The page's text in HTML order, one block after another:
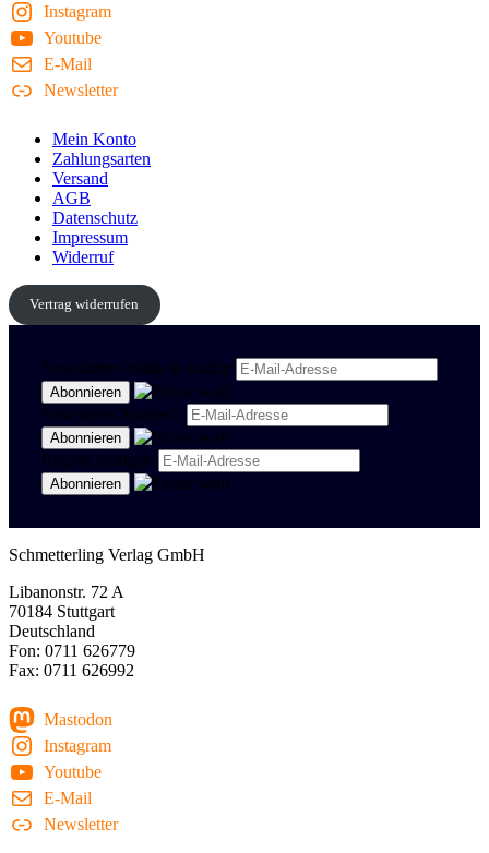
Instagram
Youtube
E-Mail
Newsletter
Mein Konto
Zahlungsarten
Versand
AGB
Datenschutz
Impressum
Widerruf
Vertrag widerrufen
Newsletter Politik & Kultur
Newsletter Spanisch
Region Stuttgart
Schmetterling Verlag GmbH
Libanonstr. 72 A
70184 Stuttgart
Deutschland
Fon: 0711 626779
Fax: 0711 626992
Mastodon
Instagram
Youtube
E-Mail
Newsletter